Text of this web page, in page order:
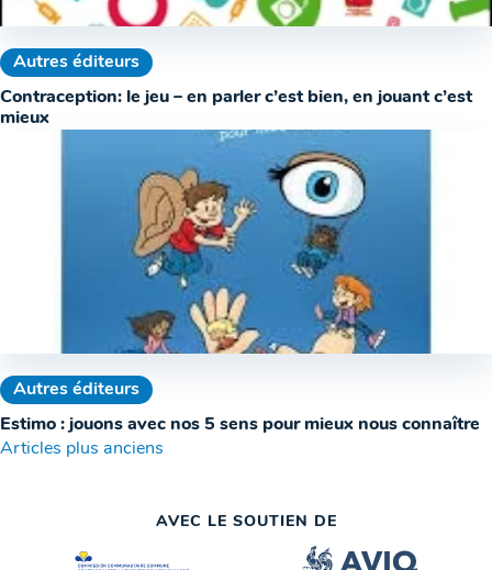
Autres éditeurs
Contraception: le jeu – en parler c’est bien, en jouant c’est
mieux
Autres éditeurs
Estimo : jouons avec nos 5 sens pour mieux nous connaître
Navigation
articles
Articles plus anciens
AVEC LE SOUTIEN DE